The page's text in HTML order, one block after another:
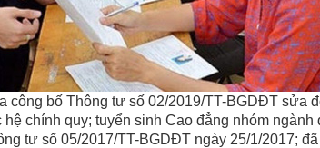
công bố Thông tư số 02/2019/TT-BGDĐT sửa
chính quy; tuyển sinh Cao đẳng nhóm ngành
tư số 05/2017/TT-BGDĐT ngày 25/1/2017;